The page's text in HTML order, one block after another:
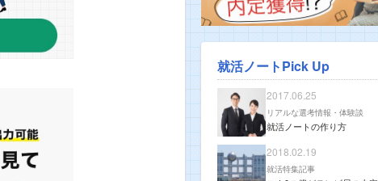
就活ノートPick Up
2017.06.25
リアルな選考情報・体験談
就活ノートの作り方
2018.02.19
就活特集記事